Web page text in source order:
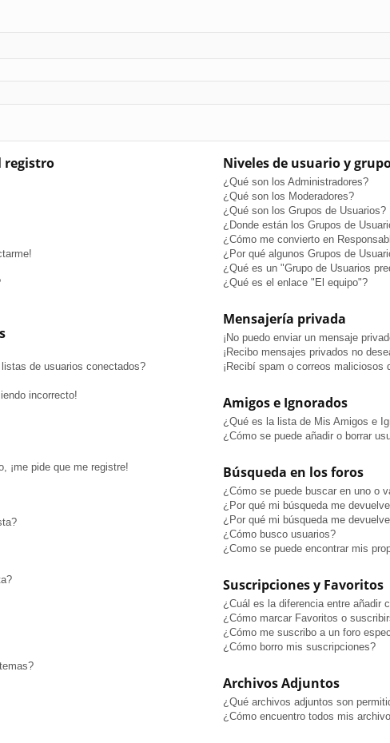
registro
de usuarios conectados?
incorrecto!
¡me pide que me registre!
Niveles de usuario y
¿Qué son los Administradores?
¿Qué son los Moderadores?
¿Qué son los Grupos de Usuarios?
¿Donde están los Grupos de
¿Cómo me convierto en
¿Por qué algunos Grupos de
¿Qué es un "Grupo de Usuarios
¿Qué es el enlace "El equipo"?
Mensajería privada
¡No puedo enviar un mensaje
¡Recibo mensajes privados no
¡Recibí spam o correos maliciosos
Amigos e Ignorados
¿Qué es la lista de Mis Amigos e
¿Cómo se puede añadir o borrar
Búsqueda en los foros
¿Cómo se puede buscar en uno o
¿Por qué mi búsqueda me
¿Por qué mi búsqueda me
¿Cómo busco usuarios?
¿Como se puede encontrar mis
Suscripciones y Favoritos
¿Cuál es la diferencia entre añadir
¿Cómo marcar Favoritos o
¿Cómo me suscribo a un foro
¿Cómo borro mis suscripciones?
Archivos Adjuntos
¿Qué archivos adjuntos son
¿Cómo encuentro todos mis